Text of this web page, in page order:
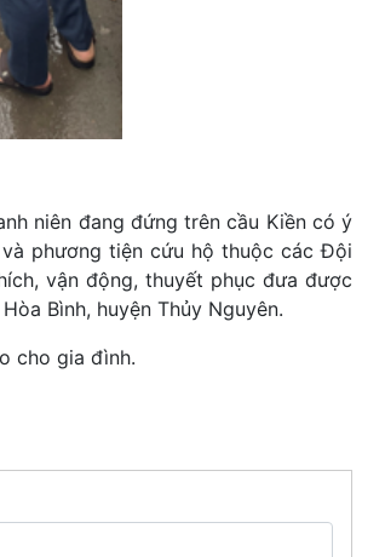
niên đang đứng trên cầu Kiền có ý
phương tiện cứu hộ thuộc các Đội
vận động, thuyết phục đưa được
Bình, huyện Thủy Nguyên.
cho gia đình.